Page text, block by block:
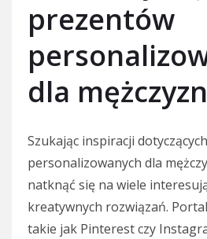
prezentów
dla mężczyzn
Szukając inspiracji
personalizowanych dla
natknąć się na wiele
kreatywnych rozwiązań.
takie jak Pinterest czy